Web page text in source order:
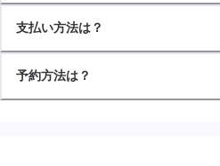
支払い方法は？
予約方法は？